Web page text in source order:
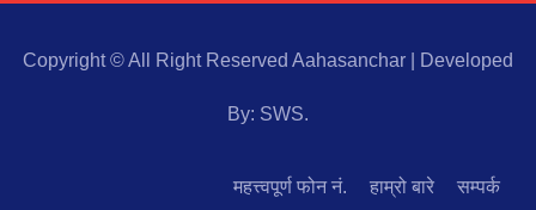
Copyright © All Right Reserved Aahasanchar Developed
By: SWS.
महत्त्वपूर्ण फोन नं. हाम्रो बारे सम्पर्क